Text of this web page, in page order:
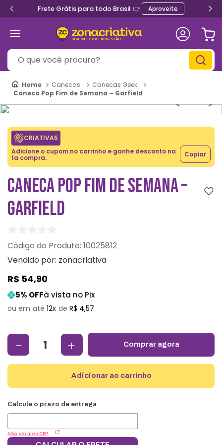
Frete Grátis para todo Brasil 👉 Aproveite
O que você procura?
Canecas
Canecas Geek
Caneca Pop Fim de Semana – Garfield
CRIATIVA5
Adicione o cupom no carrinho e ganhe desconto na
1a compra. Copiar
CANECA POP FIM DE SEMANA –
GARFIELD
: 10025812
Vendido por: zonacriativa
R$ 54,90
5% OFFà vista no Pix
12 R$ 4,57
＋
－ comprar agora
adicionar ao carrinho
Não sei meu CEP